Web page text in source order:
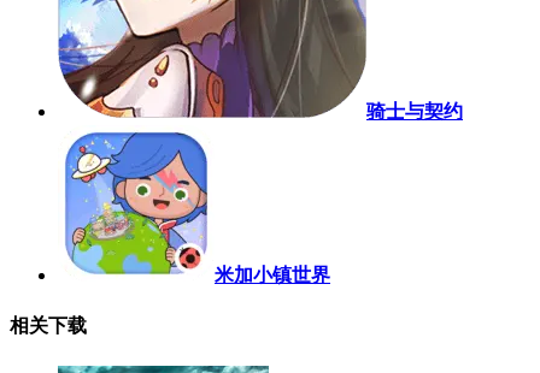
骑士与契约
米加小镇世界
相关下载